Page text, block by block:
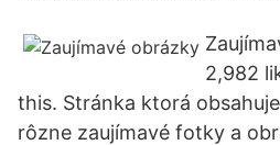
2,982
this. Stránka ktorá
rôzne zaujímavé fotky a